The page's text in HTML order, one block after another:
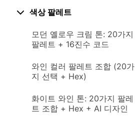
색상 팔레트
모던 옐로우 크림 톤: 20가지
팔레트 + 16진수 코드
와인 컬러 팔레트 조합 (20가
지 선택 + Hex)
화이트 와인 톤: 20가지 팔레
트 조합 + Hex + AI 디자인